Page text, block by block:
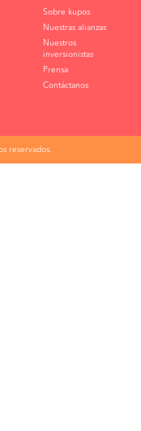
Sobre kupos
Nuestras alianzas
Nuestros
inversionistas
Prensa
Contáctanos
reservados.